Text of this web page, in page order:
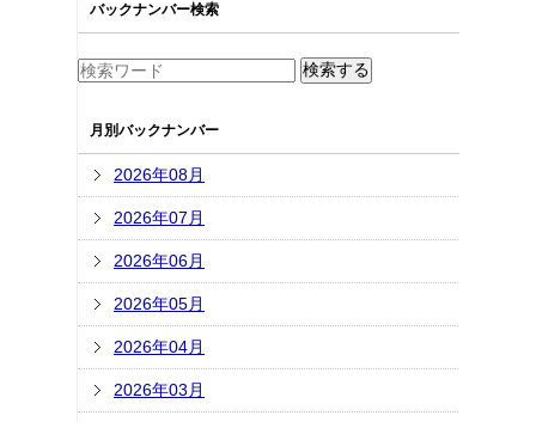
バックナンバー検索
月別バックナンバー
2026年08月
2026年07月
2026年06月
2026年05月
2026年04月
2026年03月